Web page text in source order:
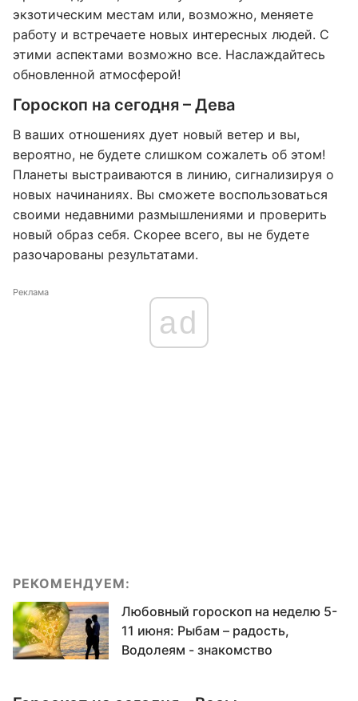
экзотическим местам или, возможно, меняете
работу и встречаете новых интересных людей. С
этими аспектами возможно все. Наслаждайтесь
обновленной атмосферой!
Гороскоп на сегодня – Дева
В ваших отношениях дует новый ветер и вы,
вероятно, не будете слишком сожалеть об этом!
Планеты выстраиваются в линию, сигнализируя о
новых начинаниях. Вы сможете воспользоваться
своими недавними размышлениями и проверить
новый образ себя. Скорее всего, вы не будете
разочарованы результатами.
Реклама
ad
РЕКОМЕНДУЕМ:
Любовный гороскоп на неделю 5-
11 июня: Рыбам – радость,
Водолеям - знакомство